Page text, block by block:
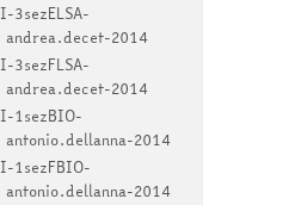
I-3sezELSA-
andrea.decet-2014
I-3sezFLSA-
andrea.decet-2014
I-1sezBIO-
antonio.dellanna-2014
I-1sezFBIO-
antonio.dellanna-2014